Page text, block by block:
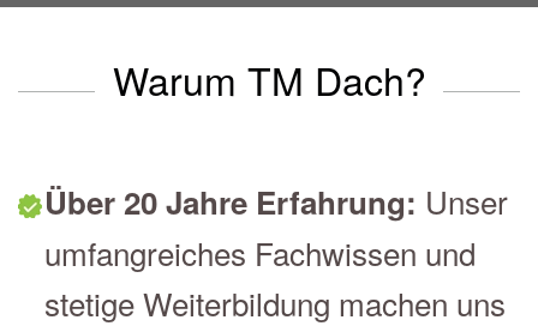
Warum TM Dach?
Über 20 Jahre Erfahrung: Unser
umfangreiches Fachwissen und
stetige Weiterbildung machen uns